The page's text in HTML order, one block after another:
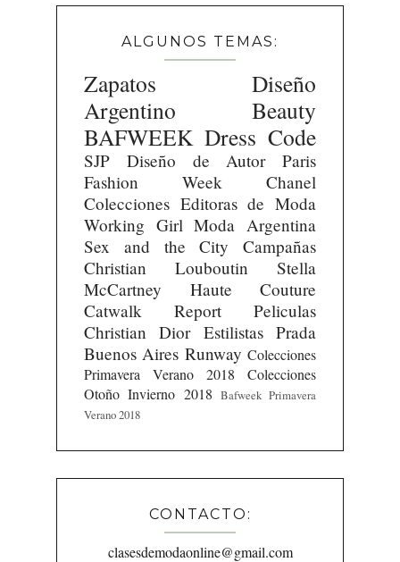
ALGUNOS TEMAS:
Zapatos
Diseño
Argentino
Beauty
BAFWEEK Dress Code
SJP Diseño de Autor
Paris
Fashion Week
Chanel
Colecciones Editoras de Moda
Working Girl Moda Argentina
Sex and the City
Campañas
Christian Louboutin
Stella
McCartney
Haute Couture
Catwalk Report
Peliculas
Christian Dior Estilistas Prada
Buenos Aires Runway Colecciones
Primavera Verano 2018
Colecciones
Otoño Invierno 2018 Bafweek Primavera
Verano 2018
CONTACTO:
clasesdemodaonline@gmail.com